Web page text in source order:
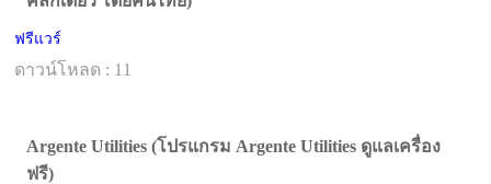
ฟรีแวร์
ดาวน์โหลด : 11
Argente Utilities (โปรแกรม Argente Utilities ดูแลเครื่อง
ฟรี)